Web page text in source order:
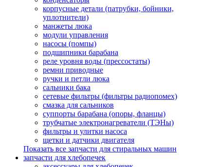
корпусные детали (патрубки, бойники,
уплотнители)
манжеты люка
модули управления
насосы (помпы)
подшипники барабана
реле уровня воды (прессостаты)
ремни приводные
ручки и петли люка
сальники бака
сетевые фильтры (фильтры радиопомех)
смазка для сальников
суппорты барабана (опоры, фланцы)
трубчатые электронагреватели (ТЭНы)
фильтры и улитки насоса
щетки и датчики двигателя
Показать все запчасти для стиральных машин
запчасти для хлебопечек